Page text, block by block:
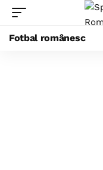
Fotbal românesc